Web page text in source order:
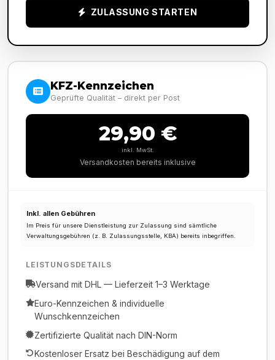
ZULASSUNG STARTEN
KFZ-Kennzeichen
Geprüfte Qualität – direkt per Post
29,90 €
inkl. MwSt.
Versandkosten bereits inklusive
Inkl. allen Gebühren
Im Preis für unsere Dienstleistung zur Zulassung sind sämtliche
Verwaltungsgebühren (z. B. Zulassungsstelle, KBA) bereits inbegriffen.
LEISTUNGSDETAILS
Versand mit DHL — Lieferzeit 1–3 Werktage
Euro-Kennzeichen & individuelle
Wunschkennzeichen
Zertifizierte Qualität nach DIN-Norm
Kostenloser Ersatz bei Beschädigung auf dem